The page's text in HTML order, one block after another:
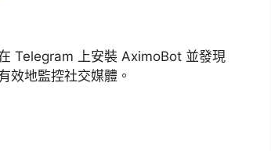
Telegram 上安裝 AximoBot 並發現
效地監控社交媒體。